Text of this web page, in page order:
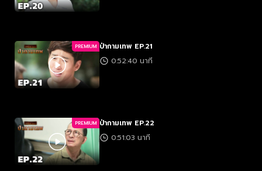
PREMIUM ป่ากามเทพ EP.21
0:52:40 นาที
PREMIUM ป่ากามเทพ EP.22
0:51:03 นาที